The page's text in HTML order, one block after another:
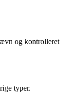
og kontrolleret
typer.